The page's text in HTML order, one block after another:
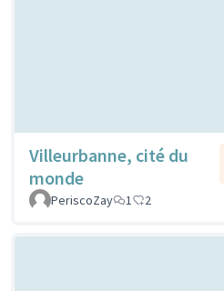
Villeurbanne, cité du
monde
PeriscoZay
1 2